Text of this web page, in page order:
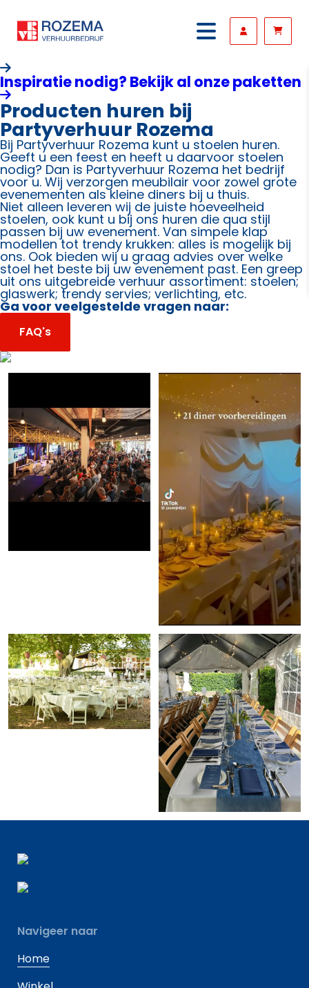
Inspiratie nodig? Bekijk al onze paketten
Producten huren bij
Partyverhuur Rozema
Bij Partyverhuur Rozema kunt u stoelen huren.
Geeft u een feest en heeft u daarvoor stoelen
nodig? Dan is Partyverhuur Rozema het bedrijf
voor u. Wij verzorgen meubilair voor zowel grote
evenementen als kleine diners bij u thuis.
Niet alleen leveren wij de juiste hoeveelheid
stoelen, ook kunt u bij ons huren die qua stijl
passen bij uw evenement. Van simpele klap
modellen tot trendy krukken: alles is mogelijk bij
ons. Ook bieden wij u graag advies over welke
stoel het beste bij uw evenement past. Een greep
uit ons uitgebreide verhuur assortiment: stoelen;
glaswerk; trendy servies; verlichting, etc.
Ga voor veelgestelde vragen naar:
FAQ's
Navigeer naar
Home